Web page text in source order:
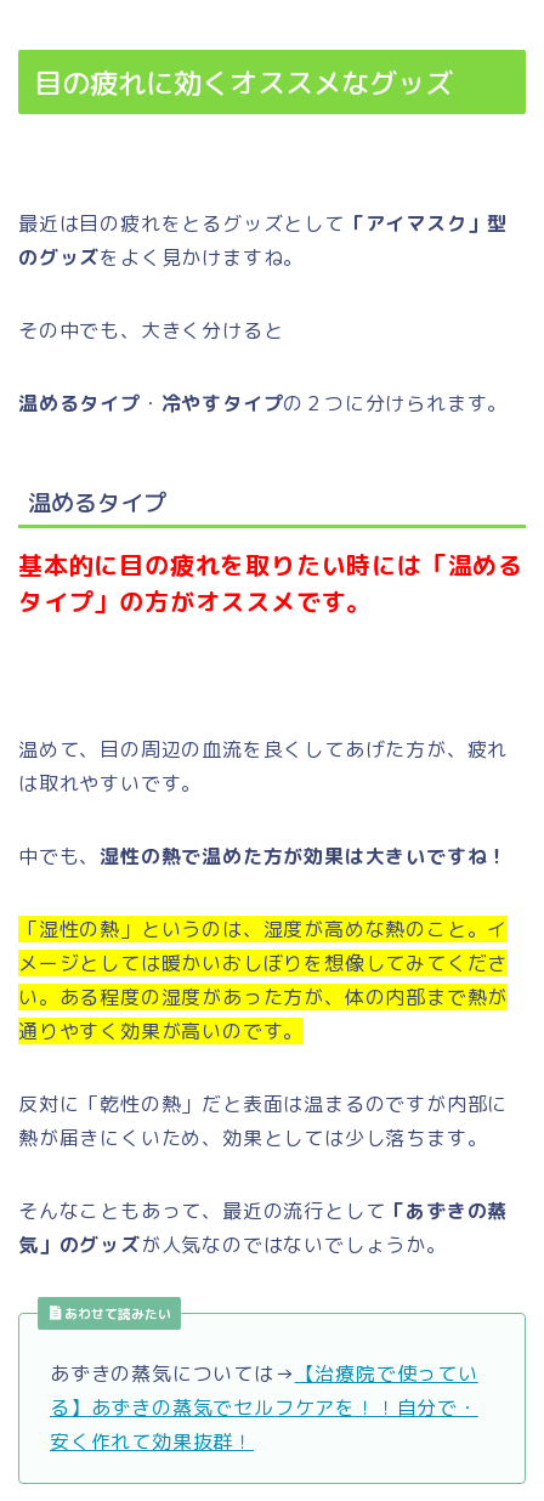
目の疲れに効くオススメなグッズ
最近は目の疲れをとるグッズとして 「アイマスク」型
のグッズをよく見かけますね。
その中でも、大きく分けると
温めるタイプ ・ 冷やすタイプの２つに分けられます。
温めるタイプ
基本的に目の疲れを取りたい時には「温める
タイプ」の方がオススメです。
温めて、目の周辺の血流を良くしてあげた方が、疲れ
は取れやすいです。
中でも、湿性の熱で温めた方が効果は大きいですね！
「湿性の熱」というのは、湿度が高めな熱のこと。イ
メージとしては暖かいおしぼりを想像してみてくださ
い。ある程度の湿度があった方が、体の内部まで熱が
通りやすく効果が高いのです。
反対に「乾性の熱」だと表面は温まるのですが内部に
熱が届きにくいため、効果としては少し落ちます。
そんなこともあって、最近の流行として 「あずきの蒸
気」のグッズが人気なのではないでしょうか。
あわせて読みたい
あずきの蒸気については→ 【治療院で使ってい
る】あずきの蒸気でセルフケアを！！自分で・
安く作れて効果抜群！